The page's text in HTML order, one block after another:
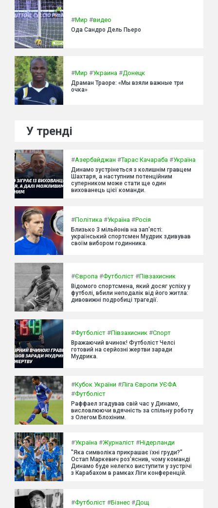
#Мир #видео
Ода Сандро Дель Пьеро
#Мир #Украина #Донецк
Драман Траоре: «Мы взяли важные три
очка»
У тренді
#Азербайджан #Тарас Качараба #Україна
Динамо зустрінеться з колишнім гравцем
Шахтаря, а наступним потенційним
суперником може стати ще один
вихованець цієї команди.
#Політика #Україна #Росія
Близько 3 мільйонів на зап'ясті:
український спортсмен Мудрик здивував
своїм вибором годинника.
#Європа #Футболіст #Півзахисник
Відомого спортсмена, який досяг успіху у
футболі, вбили неподалік від його житла:
дивовижні подробиці трагедії.
#Футболіст #Півзахисник #Спорт
Вражаючий вчинок! Футболіст Челсі
готовий на серйозні жертви заради
Мудрика.
#Кубок України #Ліга Європи УЄФА
#Футболіст
Раффаел згадував свій час у Динамо,
висловлюючи вдячність за спільну роботу
з Олегом Блохіним.
#Україна #Журналіст #Нідерланди
"Яка символіка прикрашає їхні груди?"
Остап Маркевич роз'яснив, чому команді
Динамо буде нелегко виступити у зустрічі
з Карабахом в рамках Ліги конференцій.
#Футболіст #Бізнес #Дощ